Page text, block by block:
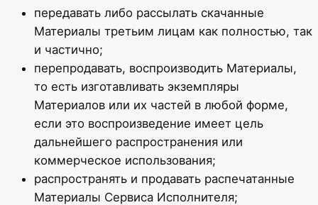
передавать либо рассылать скачанные
Материалы третьим лицам как полностью, так
и частично;
перепродавать, воспроизводить Материалы,
то есть изготавливать экземпляры
Материалов или их частей в любой форме,
если это воспроизведение имеет цель
дальнейшего распространения или
коммерческое использования;
распространять и продавать распечатанные
Материалы Сервиса Исполнителя;